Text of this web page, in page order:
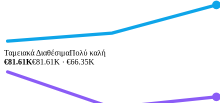
Ταμειακά ΔιαθέσιμαΠολύ καλή
€81.61K€81.61K · €66.35K